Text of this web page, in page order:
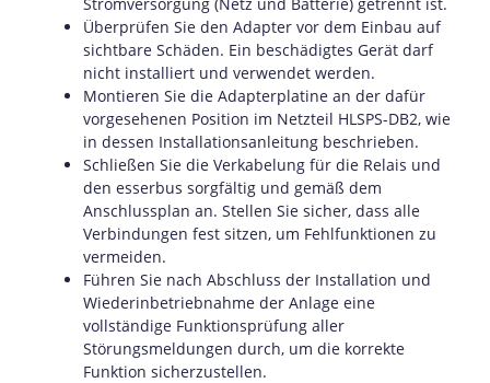
Überprüfen Sie den Adapter vor dem Einbau auf
sichtbare Schäden. Ein beschädigtes Gerät darf
nicht installiert und verwendet werden.
Montieren Sie die Adapterplatine an der dafür
vorgesehenen Position im Netzteil HLSPS-DB2, wie
in dessen Installationsanleitung beschrieben.
Schließen Sie die Verkabelung für die Relais und
den esserbus sorgfältig und gemäß dem
Anschlussplan an. Stellen Sie sicher, dass alle
Verbindungen fest sitzen, um Fehlfunktionen zu
vermeiden.
Führen Sie nach Abschluss der Installation und
Wiederinbetriebnahme der Anlage eine
vollständige Funktionsprüfung aller
Störungsmeldungen durch, um die korrekte
Funktion sicherzustellen.